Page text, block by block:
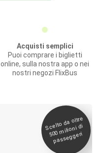
Acquisti semplici
Puoi comprare i biglietti
online, sulla nostra app o nei
nostri negozi FlixBus
Scelto da oltre
500
milioni di
passeggeri